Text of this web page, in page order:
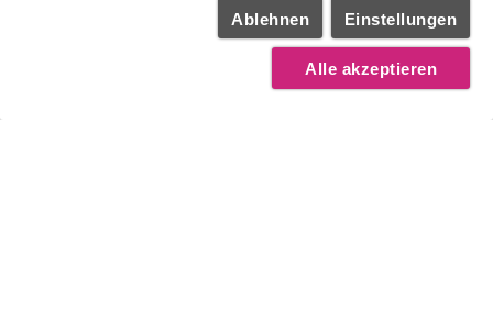
Ablehnen Einstellungen
Alle akzeptieren